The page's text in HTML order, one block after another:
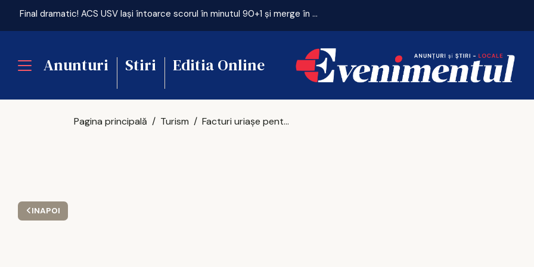
Final dramatic! ACS USV Iași întoarce scorul în minutul 90+1 și merge în turul III al Cupei României
Anunturi Stiri Editia Online
INAPOI
Pagina principală Turism Facturi uriașe pentru românii care nu își închid telefoanele în avion! Iată cum este posibil